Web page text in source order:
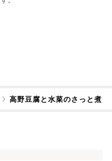
高野豆腐と水菜のさっと煮